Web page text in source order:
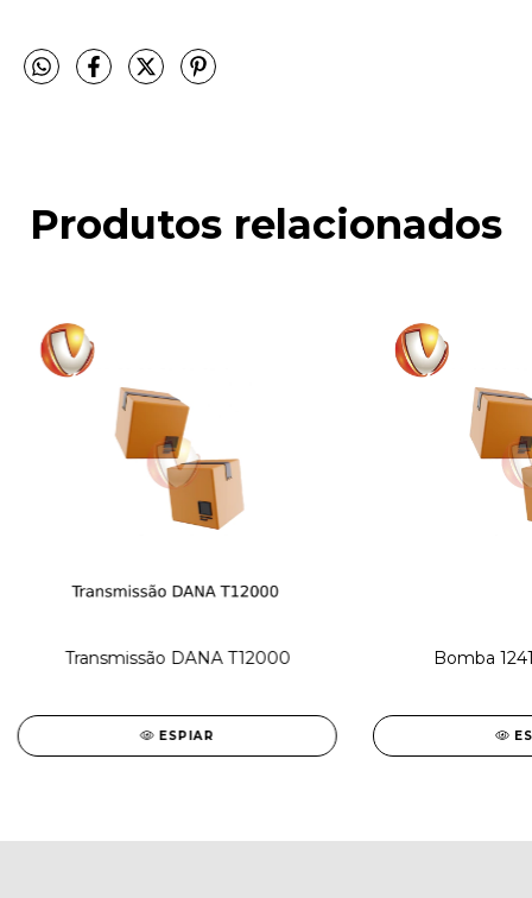
Produtos relacionados
Transmissão DANA T12000
ESPIAR
Bomba